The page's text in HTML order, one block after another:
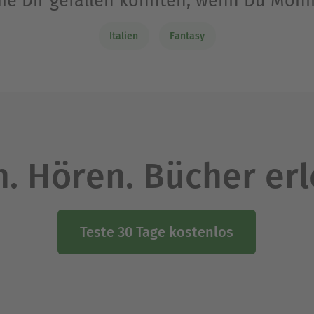
Italien Fantasy
Hören. Bücher
Teste 30 Tage kostenlos